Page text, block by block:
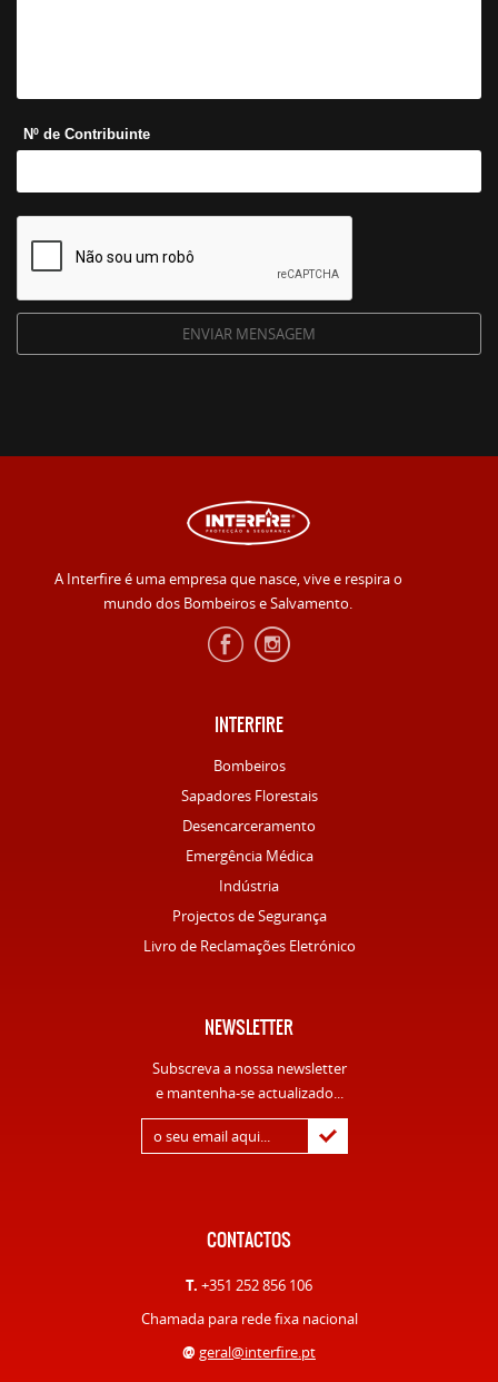
Nº de Contribuinte
A Interfire é uma empresa que nasce, vive e respira o
mundo dos Bombeiros e Salvamento.
INTERFIRE
Bombeiros
Sapadores Florestais
Desencarceramento
Emergência Médica
Indústria
Projectos de Segurança
Livro de Reclamações Eletrónico
NEWSLETTER
Subscreva a nossa newsletter
e mantenha-se actualizado...
CONTACTOS
T. +351 252 856 106
Chamada para rede fixa nacional
@ geral@interfire.pt